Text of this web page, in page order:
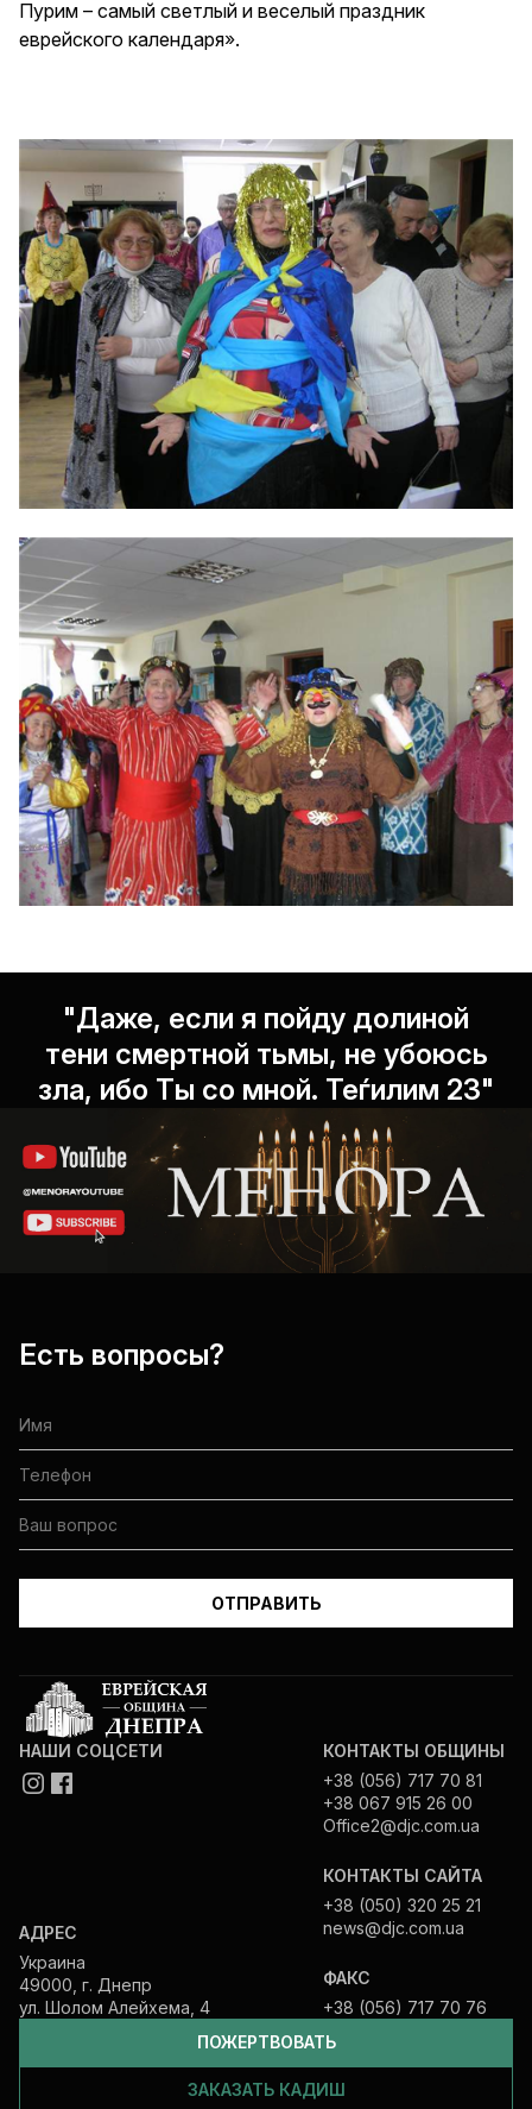
Пурим – самый светлый и веселый праздник
еврейского календаря».
"Даже, если я пойду долиной
тени смертной тьмы, не убоюсь
зла, ибо Ты со мной. Теѓилим 23"
Есть вопросы?
ПОЖЕРТВОВАТЬ
ЗАКАЗАТЬ КАДИШ
НАШИ СОЦСЕТИ
АДРЕС
Украина
49000, г. Днепр
ул. Шолом Алейхема, 4
КОНТАКТЫ ОБЩИНЫ
+38 (056) 717 70 81
+38 067 915 26 00
Office2@djc.com.ua
КОНТАКТЫ САЙТА
+38 (050) 320 25 21
news@djc.com.ua
ФАКС
+38 (056) 717 70 76